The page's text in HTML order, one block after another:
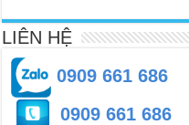
LIÊN HỆ
0909 661 686
0909 661 686